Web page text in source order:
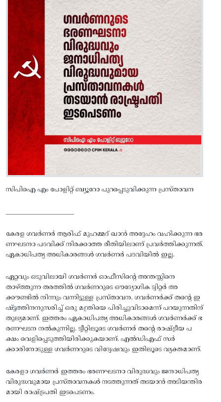
സിപിഐ എം പോളിറ്റ് ബ്യൂറോ പുറപ്പെടുവിക്കുന്ന പ്രസ്താവന
കേരള ഗവർണർ ആരിഫ് മുഹമ്മദ് ഖാൻ അദ്ദേഹം വഹിക്കുന്ന ഭര
ണഘടനാ പദവിക്ക് നിരക്കാത്ത രീതിയിലാണ് പ്രവർത്തിക്കുന്നത്.
ഏകാധിപത്യ അധികാരങ്ങൾ ഗവർണർ പദവിയിൽ ഇല്ല.
ഏറ്റവും ഒടുവിലായി ഗവർണർ ഓഫീസിന്റെ അന്തസ്സിനെ
താഴ്ത്തുന്ന തരത്തിൽ ഗവർണറുടെ ഔദ്യോഗിക ട്വിറ്റർ അ
ക്കൗണ്ടിൽ നിന്നും വന്നിട്ടുള്ള പ്രസ്താവന, ഗവർണർക്ക് തന്റെ ഇ
ഷ്ട്ടത്തിനനുസരിച്ച് ഒരു മന്ത്രിയെ പിരിച്ചുവിടാമെന്ന് പറയുന്നതിന്
തുല്യമാണ്. ഇത്തരം ഏകാധിപത്യ അധികാരങ്ങൾ ഗവർണർക്ക് ഭ
രണഘടന നൽകുന്നില്ല. ട്വീറ്റിലൂടെ ഗവർണർ തന്റെ രാഷ്‌ട്രീയ പ
ക്ഷം വെളിപ്പെടുത്തിയിരിക്കുകയാണ്‌. എൽഡിഎഫ്‌ സർ
ക്കാരിനോടുള്ള ഗവർണറുടെ വിദ്വേഷവും ഇതിലൂടെ വ്യക്തമാണ്.
കേരളാ ഗവർണർ ഇത്തരം ഭരണഘടനാ വിരുദ്ധവും ജനാധിപത്യ
വിരുദ്ധവുമായ പ്രസ്താവനകൾ നടത്തുന്നത് തടയാൻ അടിയന്തിര
മായി രാഷ്ട്രപതി ഇടപെടണം.